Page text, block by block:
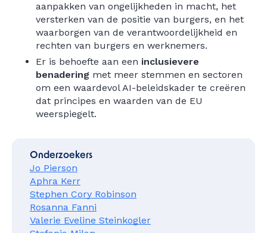
aanpakken van ongelijkheden in macht, het
versterken van de positie van burgers, en het
waarborgen van de verantwoordelijkheid en
rechten van burgers en werknemers.
Er is behoefte aan een inclusievere
benadering met meer stemmen en sectoren
om een waardevol AI-beleidskader te creëren
dat principes en waarden van de EU
weerspiegelt.
Onderzoekers
Jo Pierson
Aphra Kerr
Stephen Cory Robinson
Rosanna Fanni
Valerie Eveline Steinkogler